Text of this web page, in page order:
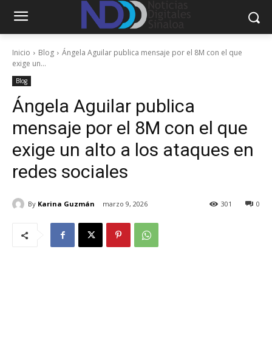
Inicio Blog
Ángela Aguilar publica mensaje por el 8M con el que
exige un...
Blog
Ángela Aguilar publica
mensaje por el 8M con el que
exige un alto a los ataques en
redes sociales
By Karina Guzmán marzo 9, 2026 0
301